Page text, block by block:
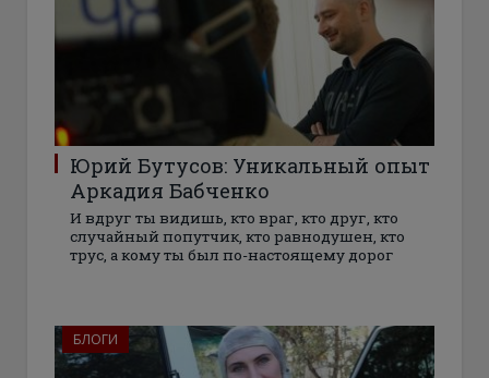
Юрий Бутусов: Уникальный опыт
Аркадия Бабченко
И вдруг ты видишь, кто враг, кто друг, кто
случайный попутчик, кто равнодушен, кто
трус, а кому ты был по-настоящему дорог
БЛОГИ